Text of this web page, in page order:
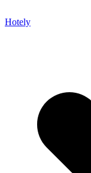
Hotely